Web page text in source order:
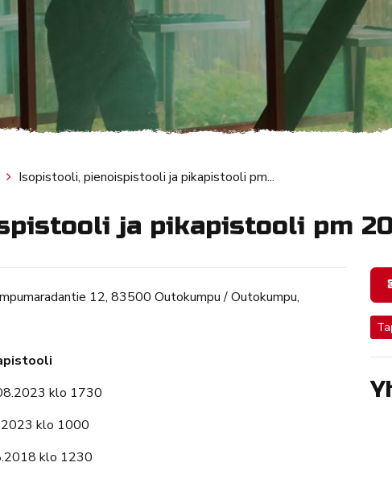
Isopistooli, pienoispistooli ja pikapistooli pm...
ja pikapistooli pm
12, 83500 Outokumpu / Outokumpu,
klo 1730
klo 1000
klo 1230